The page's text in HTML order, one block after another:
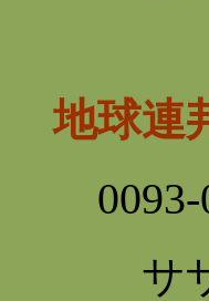
地球連
0093-
サ